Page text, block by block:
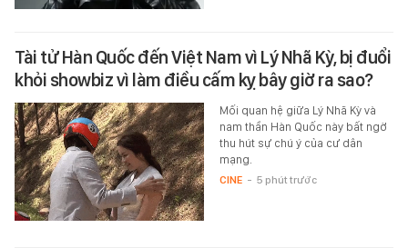
Tài tử Hàn Quốc đến Việt Nam vì Lý Nhã Kỳ, bị đuổi
khỏi showbiz vì làm điều cấm kỵ bây giờ ra sao?
Mối quan hệ giữa Lý Nhã Kỳ và
nam thần Hàn Quốc này bất ngờ
thu hút sự chú ý của cư dân
mạng.
CINE - 5 phút trước